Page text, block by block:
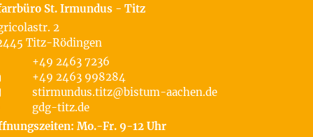
St. Irmundus - Titz
2
Titz-Rödingen
+49 2463 7236
+49 2463 998284
stirmundus.titz@bistum-aachen.de
gdg-titz.de
Mo.-Fr. 9-12 Uhr